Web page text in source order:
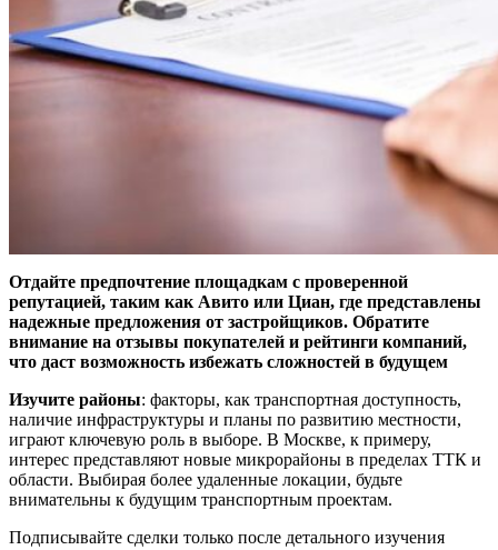
Отдайте предпочтение площадкам с проверенной
репутацией, таким как Авито или Циан, где представлены
надежные предложения от застройщиков. Обратите
внимание на отзывы покупателей и рейтинги компаний,
что даст возможность избежать сложностей в будущем
Изучите районы: факторы, как транспортная доступность,
наличие инфраструктуры и планы по развитию местности,
играют ключевую роль в выборе. В Москве, к примеру,
интерес представляют новые микрорайоны в пределах ТТК и
области. Выбирая более удаленные локации, будьте
внимательны к будущим транспортным проектам.
Подписывайте сделки только после детального изучения